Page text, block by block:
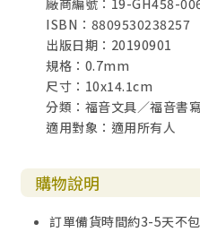
廠商編號：19-GH458-
ISBN：8809530238257
出版日期：20190901
規格：0.7mm
尺寸：10x14.1cm
分類：福音文具／福音書
適用對象：適用所有人
購物說明
訂單備貨時間約3-5天不